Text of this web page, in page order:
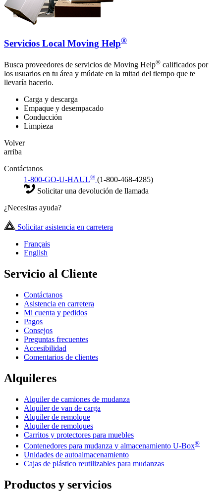
Servicios Local Moving Help®
Busca proveedores de servicios de Moving Help® calificados por
los usuarios en tu área y múdate en la mitad del tiempo que te
llevaría hacerlo.
Carga y descarga
Empaque y desempacado
Conducción
Limpieza
Volver
arriba
Contáctanos
1-800-GO-U-HAUL® (1-800-468-4285)
Solicitar una devolución de llamada
¿Necesitas ayuda?
Solicitar asistencia en carretera
Français
English
Servicio al Cliente
Contáctanos
Asistencia en carretera
Mi cuenta y pedidos
Pagos
Consejos
Preguntas frecuentes
Accesibilidad
Comentarios de clientes
Alquileres
Alquiler de camiones de mudanza
Alquiler de van de carga
Alquiler de remolque
Alquiler de remolques
Carritos y protectores para muebles
Contenedores para mudanza y almacenamiento U-Box®
Unidades de autoalmacenamiento
Cajas de plástico reutilizables para mudanzas
Productos y servicios